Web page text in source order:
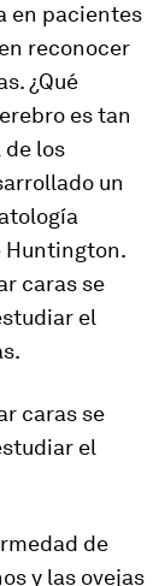
en pacientes
reconocer
¿Qué
es tan
de los
un
Huntington.
caras se
el
caras se
el
de
y las ovejas